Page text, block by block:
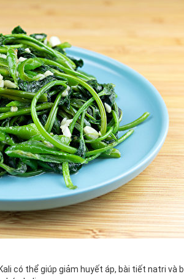
có thể giúp giảm huyết áp, bài tiết natri